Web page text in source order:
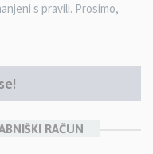
s pravili. Prosimo,
RAČUN